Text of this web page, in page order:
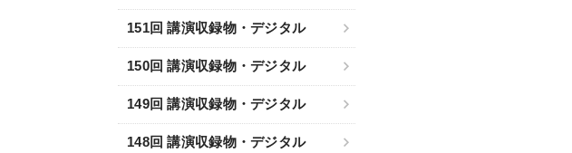
151回 講演収録物・デジタル
150回 講演収録物・デジタル
149回 講演収録物・デジタル
148回 講演収録物・デジタル